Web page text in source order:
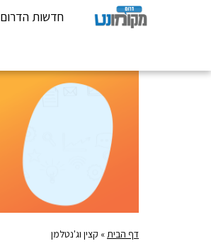
חדשות הדרום
דף הבית » קצין וג'נטלמן